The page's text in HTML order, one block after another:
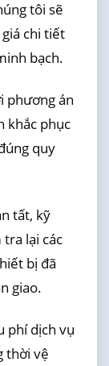
tôi sẽ
chi tiết
bạch.
phương án
khắc phục
quy
tất, kỹ
lại các
bị đã
giao.
phí dịch vụ
thời vệ